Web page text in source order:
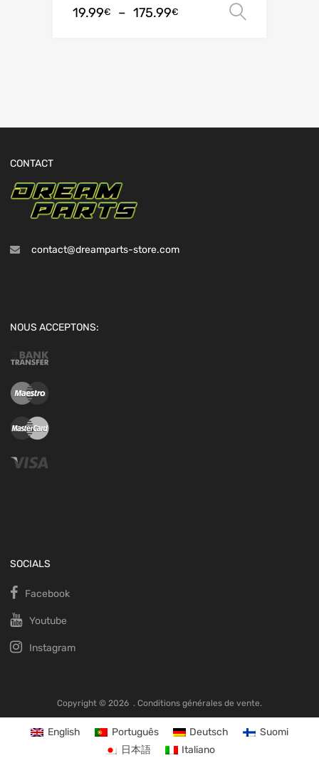
19.99€ – 175.99€
CONTACT
contact@dreamparts-store.com
NOUS ACCEPTONS:
SOCIALS
Facebook
Youtube
Instagram
Copyright © 2026 . Conditions générales de vente.
English Português Deutsch
Suomi
日本語
Italiano